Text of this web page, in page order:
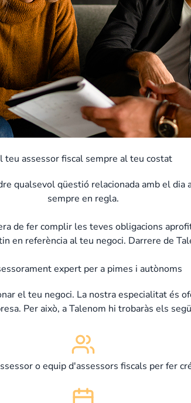
teu assessor fiscal sempre al teu costat
qualsevol qüestió relacionada amb el
sempre en regla.
de fer complir les teves obligacions
referència al teu negoci. Darrere de
expert per a pimes i autònoms
el teu negoci. La nostra especialitat és
Per això, a Talenom hi trobaràs els
o equip d'assessors fiscals per fer